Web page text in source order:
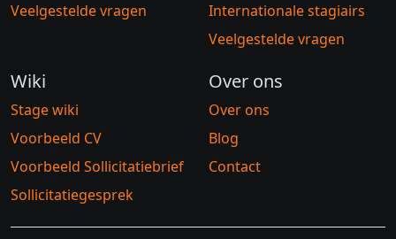
Veelgestelde vragen
Internationale stagiairs
Veelgestelde vragen
Wiki
Stage wiki
Voorbeeld CV
Voorbeeld Sollicitatiebrief
Sollicitatiegesprek
Over ons
Over ons
Blog
Contact